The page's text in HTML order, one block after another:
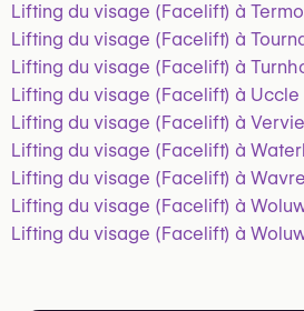
Lifting du visage (Facelift) à
Lifting du visage (Facelift) à
Lifting du visage (Facelift) à
Lifting du visage (Facelift) à Uccle
Lifting du visage (Facelift) à
Lifting du visage (Facelift) à
Lifting du visage (Facelift) à Wavre
Lifting du visage (Facelift) à
Lifting du visage (Facelift) à